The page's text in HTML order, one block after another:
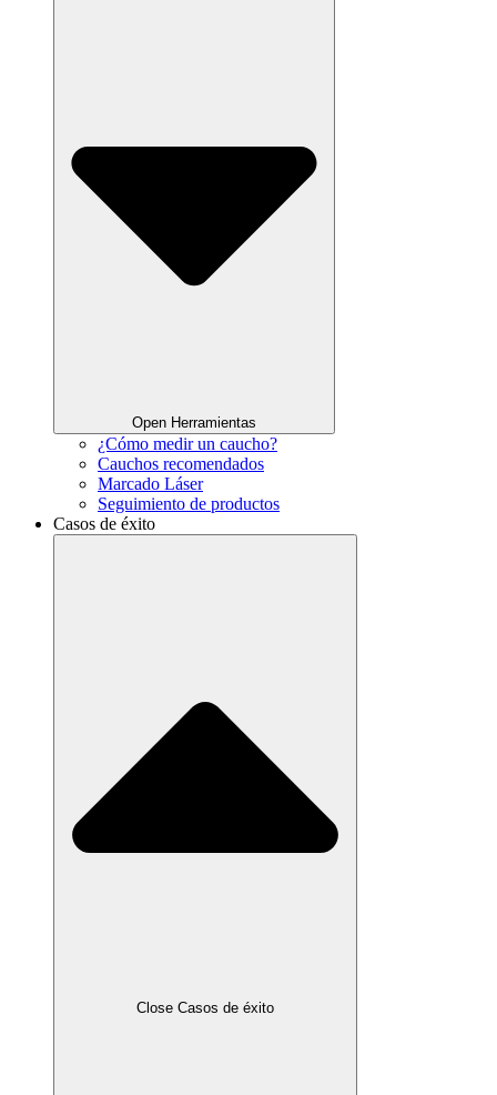
Open Herramientas
¿Cómo medir un caucho?
Cauchos recomendados
Marcado Láser
Seguimiento de productos
Casos de éxito
Close Casos de éxito